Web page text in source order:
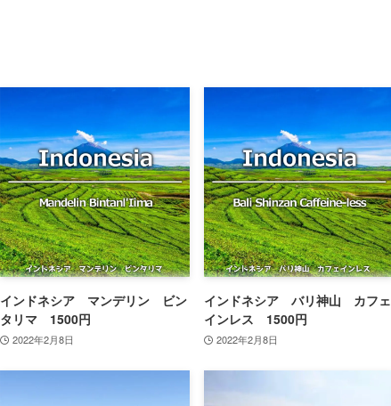
インドネシア マンデリン ビン
タリマ 1500円
2022年2月8日
インドネシア バリ神山 カフェ
インレス 1500円
2022年2月8日